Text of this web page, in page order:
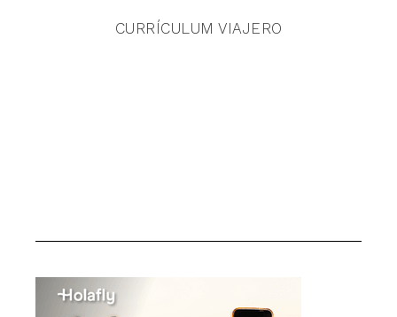
CURRÍCULUM VIAJERO